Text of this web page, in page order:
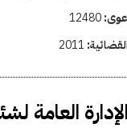
12480
2011
العامة